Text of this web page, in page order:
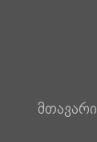
მთავარი